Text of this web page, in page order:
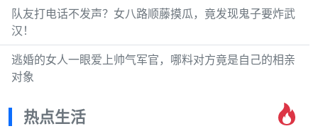
队友打电话不发声？女八路顺藤摸瓜，竟发现鬼子要炸武
汉！
逃婚的女人一眼爱上帅气军官，哪料对方竟是自己的相亲
对象
热点生活